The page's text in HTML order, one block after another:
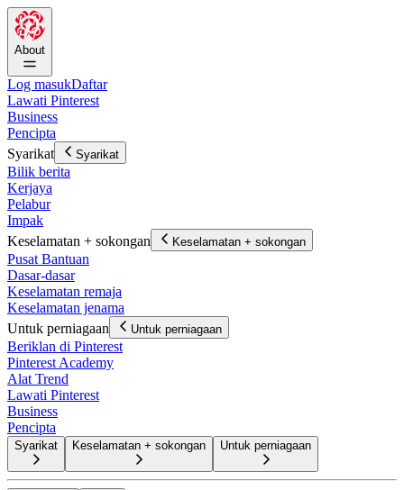
About
Log masukDaftar
Lawati Pinterest
Business
Pencipta
Syarikat
Syarikat
Bilik berita
Kerjaya
Pelabur
Impak
Keselamatan + sokongan
Keselamatan + sokongan
Pusat Bantuan
Dasar-dasar
Keselamatan remaja
Keselamatan jenama
Untuk perniagaan
Untuk perniagaan
Beriklan di Pinterest
Pinterest Academy
Alat Trend
Lawati Pinterest
Business
Pencipta
Syarikat Keselamatan + sokongan Untuk perniagaan